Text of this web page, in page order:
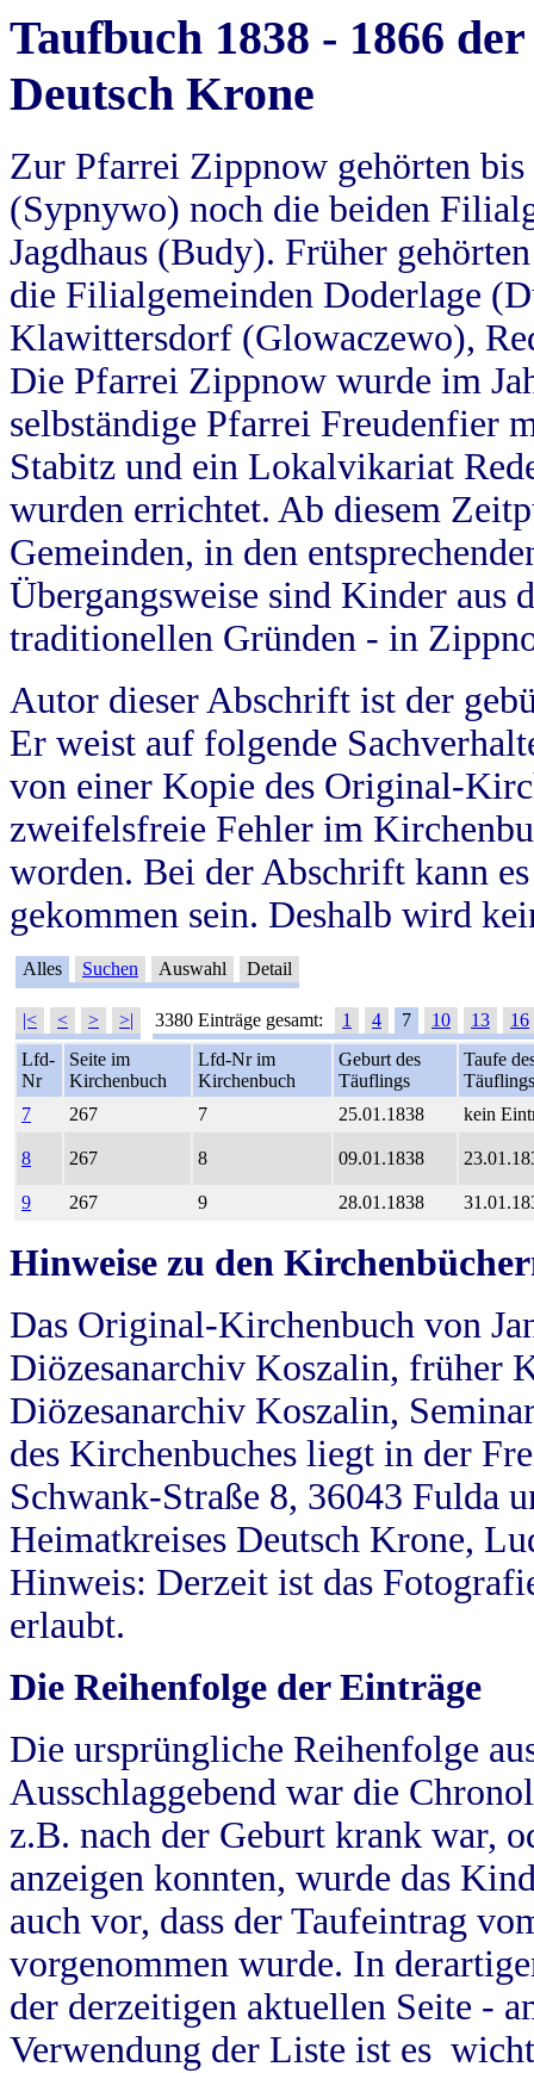
Taufbuch 1838 - 1866
Deutsch Krone
Zur Pfarrei Zippnow gehörten
(Sypnywo) noch die beiden
Jagdhaus (Budy). Früher
die Filialgemeinden Doderlage
Klawittersdorf (Glowaczewo),
Die Pfarrei Zippnow wurde im
selbständige Pfarrei Freudenfier
Stabitz und ein Lokalvikariat
wurden errichtet. Ab diesem
Gemeinden, in den
Übergangsweise sind Kinder aus
traditionellen Gründen - in
Autor dieser Abschrift ist der
Er weist auf folgende
von einer Kopie des Original-
zweifelsfreie Fehler im
worden. Bei der Abschrift kann
gekommen sein. Deshalb wird
Alles Suchen Auswahl Detail
|< < > >| 3380 Einträge gesamt: 1 4 7 10 13
16
Lfd-
Nr
Seite im
Kirchenbuch
Lfd-Nr im
Kirchenbuch
Geburt des
Täuflings
Taufe
Täuflings
7
267 7 25.01.1838 kein
8 267 8 09.01.1838
9 267 9 28.01.1838
Hinweise zu den
Das Original-Kirchenbuch von
Diözesanarchiv Koszalin, früher
Diözesanarchiv Koszalin,
des Kirchenbuches liegt in der
Schwank-Straße 8, 36043 Fulda
Heimatkreises Deutsch Krone,
Hinweis: Derzeit ist das
erlaubt.
Die Reihenfolge der Einträge
Die ursprüngliche Reihenfolge
Ausschlaggebend war die
z.B. nach der Geburt krank war,
anzeigen konnten, wurde das
auch vor, dass der Taufeintrag
vorgenommen wurde. In
der derzeitigen aktuellen Seite -
Verwendung der Liste ist es